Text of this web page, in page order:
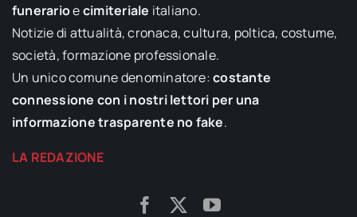
funerarioecimiteriale italiano.
Notizie di attualità, cronaca, cultura, poltica, costume,
società, formazione professionale.
Un unico comune denominatore:costante
connessione con i nostri lettori per una
informazione trasparente no fake.
LA REDAZIONE